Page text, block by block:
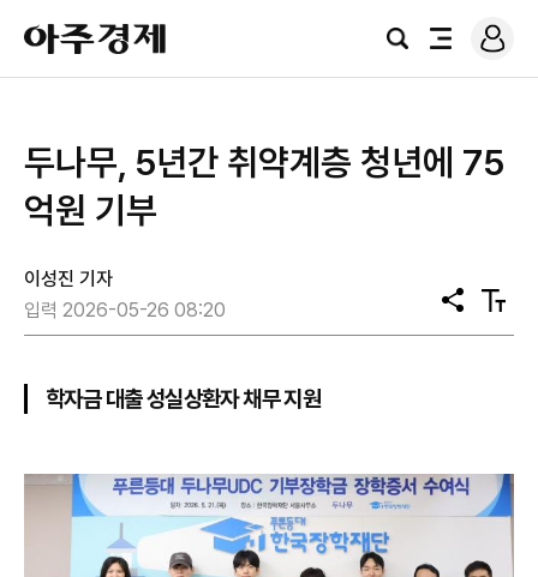
아
주
경
검
전
로
그
두나무, 5년간 취약계층 청년에 75
억원 기부
이성진 기자
입력 2026-05-26 08:20
공
유
텍
스
학자금 대출 성실상환자 채무 지원